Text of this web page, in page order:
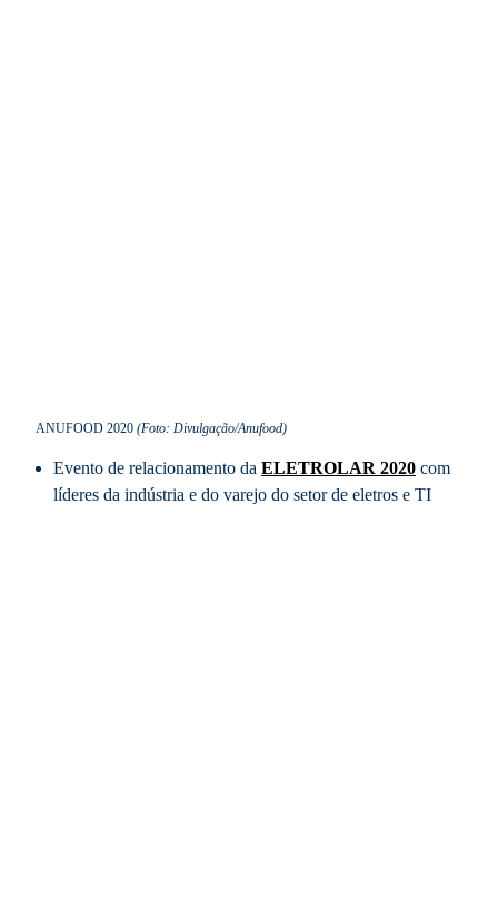
ANUFOOD 2020 (Foto: Divulgação/Anufood)
Evento de relacionamento da ELETROLAR 2020 com
líderes da indústria e do varejo do setor de eletros e TI